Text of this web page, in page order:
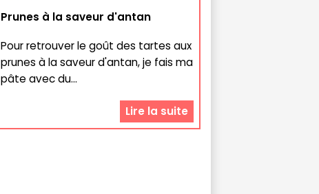
Prunes à la saveur d'antan
Pour retrouver le goût des tartes aux
prunes à la saveur d'antan, je fais ma
pâte avec du...
Lire la suite